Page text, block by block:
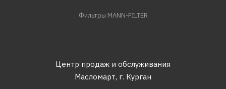
Фильтры MANN-FILTER
Центр продаж и обслуживания
Масломарт, г. Курган